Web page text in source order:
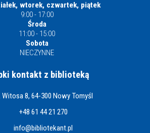
wtorek, czwartek, piątek
9:00 - 17:00
Środa
11:00 - 15:00
Sobota
NIECZYNNE
kontakt z biblioteką
Witosa 8, 64-300 Nowy Tomyśl
+48 61 44 21 270
info@bibliotekant.pl